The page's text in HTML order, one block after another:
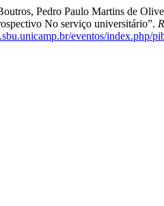
Pedro Paulo Martins de
No serviço universitário”.
eventos/index.php/